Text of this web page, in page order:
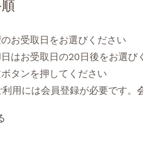
お受取日をお選びください
はお受取日の20日後をお選び
タンを押してください
用には会員登録が必要です。